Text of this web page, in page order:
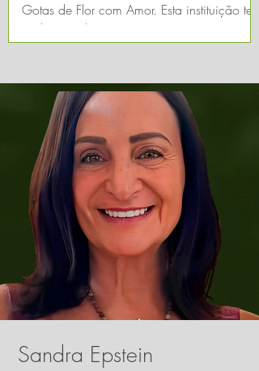
Gotas de Flor com Amor. Esta instituição tem
o objetivo de ...
Sandra Epstein